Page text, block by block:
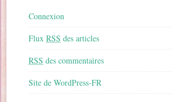
Connexion
FluxRSS des articles
RSS des commentaires
Site de WordPress-FR